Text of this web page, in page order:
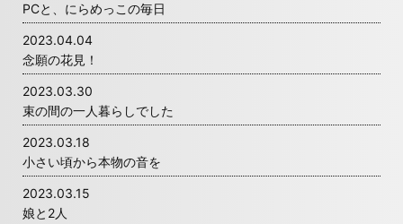
PCと、にらめっこの毎日
2023.04.04
念願の花見！
2023.03.30
束の間の一人暮らしでした
2023.03.18
小さい頃から本物の音を
2023.03.15
娘と2人